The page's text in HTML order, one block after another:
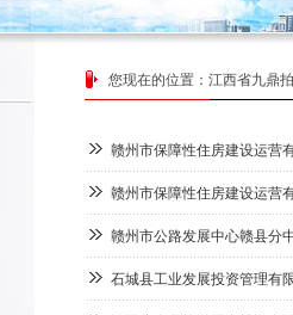
您现在的位置： 江西省九鼎
赣州市保障性住房建设运营
赣州市保障性住房建设运营
赣州市公路发展中心赣县分
石城县工业发展投资管理有